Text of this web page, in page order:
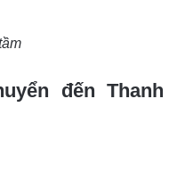
đến Thanh